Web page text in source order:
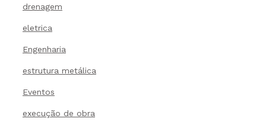
drenagem
eletrica
Engenharia
estrutura metálica
Eventos
execução de obra